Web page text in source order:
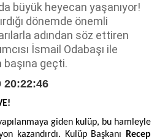
büyük heyecan yaşanıyor!
dönemde önemli
adından söz ettiren
İsmail Odabaşı ile
başına geçti.
20:22:46
giden kulüp, bu hamleyle
kazandırdı. Kulüp Başkanı
Recep